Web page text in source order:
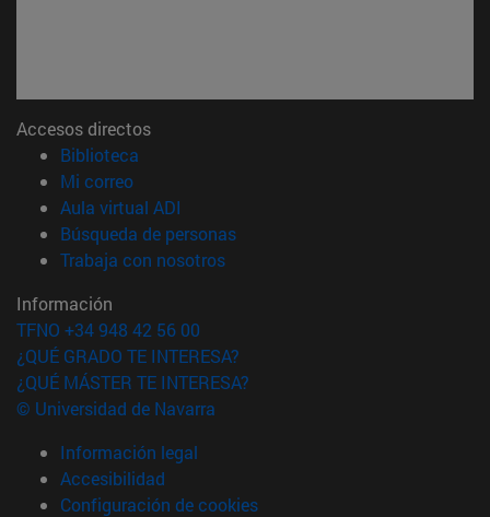
Accesos directos
Biblioteca
Mi correo(abre en nueva ventana)
Aula virtual ADI
Búsqueda de personas(abre en nueva ventana)
Trabaja con nosotros(abre en nueva ventana)
Información
TFNO +34 948 42 56 00
¿QUÉ GRADO TE INTERESA?
¿QUÉ MÁSTER TE INTERESA?
© Universidad de Navarra
Información legal
Accesibilidad
Configuración de cookies